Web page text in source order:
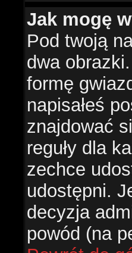
Jak mogę
Pod twoją
dwa
formę
napisałeś
znajdować
reguły dla
zechce
udostępni.
decyzja
powód (na